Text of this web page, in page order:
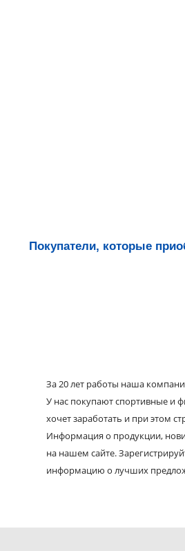
Покупатели, которые
За 20 лет работы наша
У нас покупают спортивные и
хочет заработать и при этом
Информация о продукции,
на нашем сайте.
информацию о лучших